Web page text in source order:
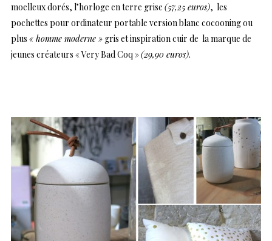
moelleux dorés, l’horloge en terre grise (57,25 euros), les
pochettes pour ordinateur portable version blanc cocooning ou
plus « homme moderne » gris et inspiration cuir de la marque de
jeunes créateurs « Very Bad Coq »(29,90 euros).